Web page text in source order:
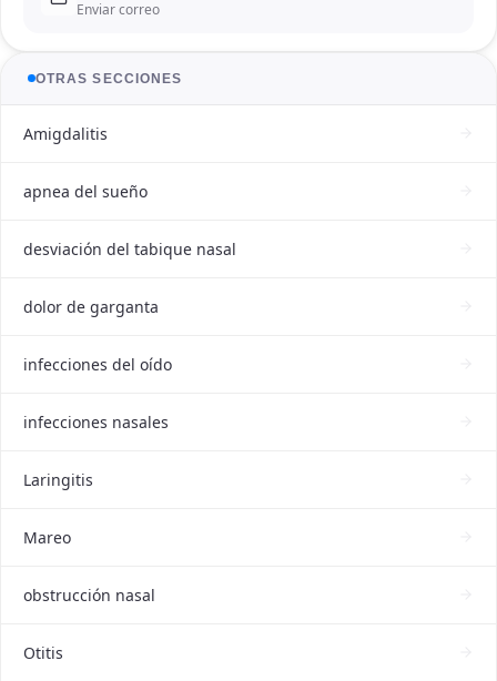
Enviar correo
OTRAS SECCIONES
Amigdalitis
apnea del sueño
desviación del tabique nasal
dolor de garganta
infecciones del oído
infecciones nasales
Laringitis
Mareo
obstrucción nasal
Otitis